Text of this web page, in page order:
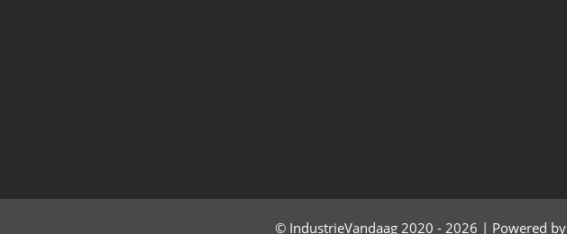
© IndustrieVandaag 2020 - 2026 | Powered